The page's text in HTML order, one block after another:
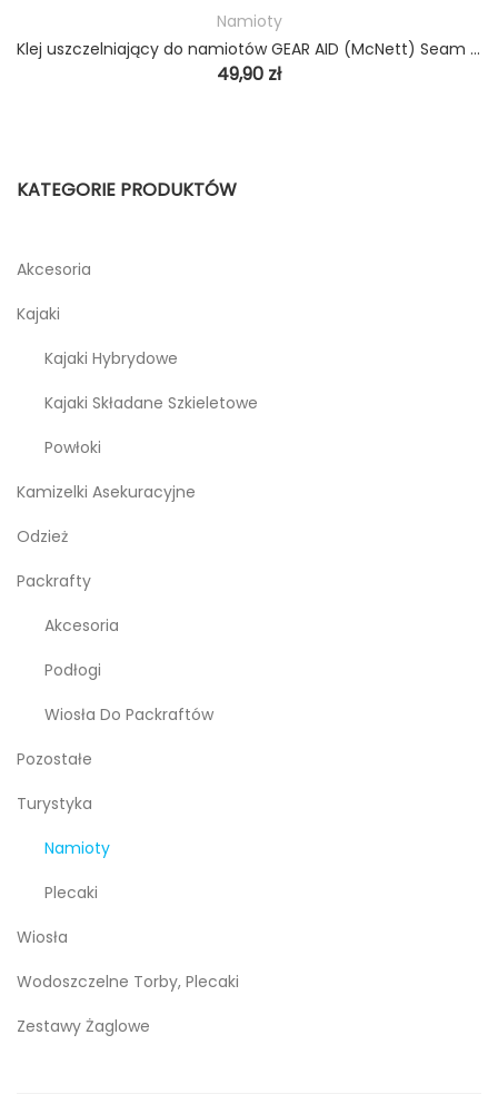
Namioty
Klej uszczelniający do namiotów GEAR AID (McNett) Seam Grip + SIL
49,90 zł
KATEGORIE PRODUKTÓW
Akcesoria
Kajaki
Kajaki Hybrydowe
Kajaki Składane Szkieletowe
Powłoki
Kamizelki Asekuracyjne
Odzież
Packrafty
Akcesoria
Podłogi
Wiosła Do Packraftów
Pozostałe
Turystyka
Namioty
Plecaki
Wiosła
Wodoszczelne Torby, Plecaki
Zestawy Żaglowe